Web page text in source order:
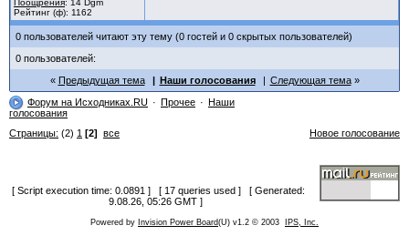
Поощрения: 14 Dgm
Рейтинг (ф): 1162
0 пользователей читают эту тему (0 гостей и 0 скрытых пользователей)
0 пользователей:
Предыдущая тема
Наши голосования
Следующая тема
Форум на Исходниках.RU
Прочее
Наши
голосования
Страницы: (2) 1 [2] все Новое голосование
[ Script execution time: 0.0891 ] [ 17 queries used ] [ Generated:
9.08.26, 05:26 GMT ]
Powered by Invision Power Board(U) v1.2 © 2003 IPS, Inc.